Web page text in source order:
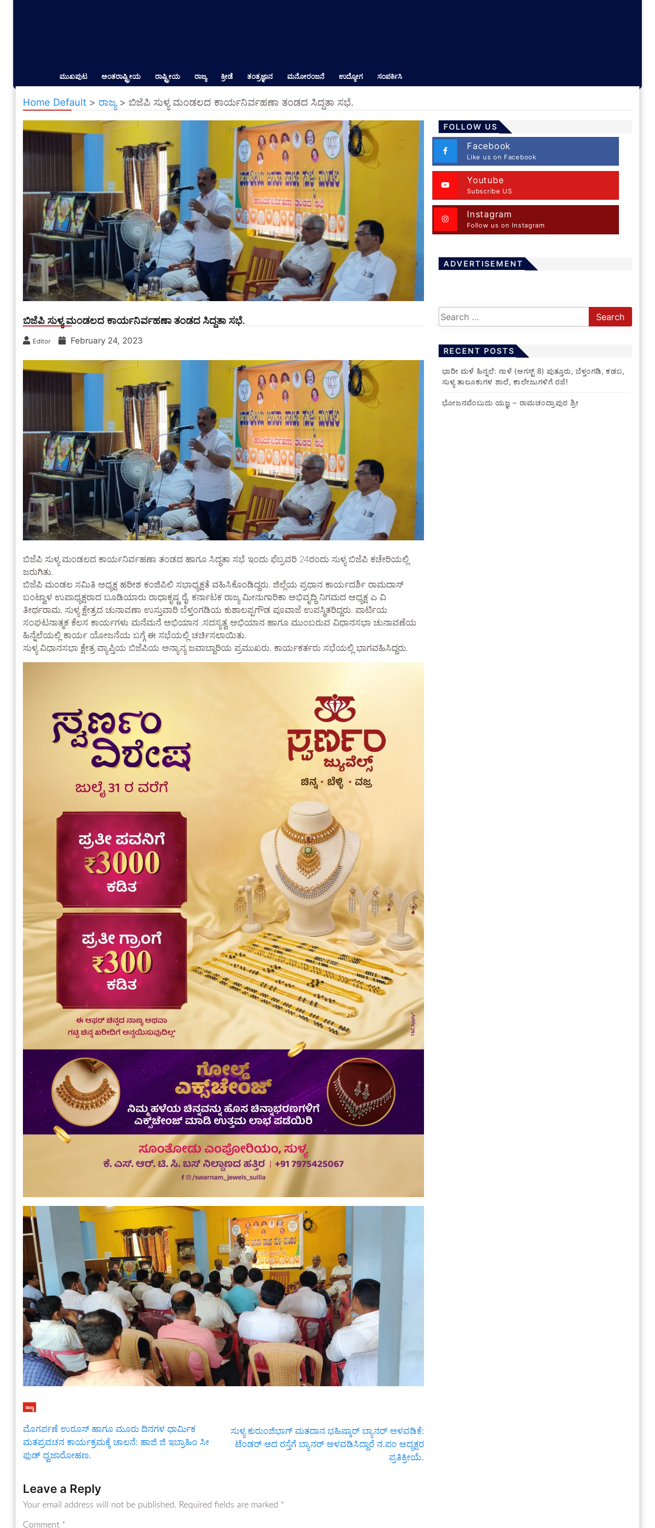
ಮುಖಪುಟ ಅಂತರಾಷ್ಟ್ರೀಯ ರಾಷ್ಟ್ರೀಯ ರಾಜ್ಯ ಕ್ರೀಡೆ ತಂತ್ರಜ್ಞಾನ ಮನೋರಂಜನೆ ಉದ್ಯೋಗ ಸಂಪರ್ಕಿಸಿ
Home Default > ರಾಜ್ಯ> ಬಿಜೆಪಿ ಸುಳ್ಯ ಮಂಡಲದ ಕಾರ್ಯನಿರ್ವಹಣಾ ತಂಡದ ಸಿದ್ದತಾ ಸಭೆ.
ಬಿಜೆಪಿ ಸುಳ್ಯ ಮಂಡಲದ ಕಾರ್ಯನಿರ್ವಹಣಾ ತಂಡದ ಸಿದ್ದತಾ ಸಭೆ.
Editor February 24, 2023
ಬಿಜೆಪಿ ಸುಳ್ಯ ಮಂಡಲದ ಕಾರ್ಯನಿರ್ವಹಣಾ ತಂಡದ ಹಾಗೂ ಸಿದ್ಧತಾ ಸಭೆ ಇಂದು ಫೆಬ್ರವರಿ 24ರಂದು ಸುಳ್ಯ ಬಿಜೆಪಿ ಕಚೇರಿಯಲ್ಲಿ
ಜರುಗಿತು.
ಬಿಜೆಪಿ ಮಂಡಲ ಸಮಿತಿ ಅಧ್ಯಕ್ಷ ಹರೀಶ ಕಂಜಿಪಿಲಿ ಸಭಾಧ್ಯಕ್ಷತೆ ವಹಿಸಿಕೊಂಡಿದ್ದರು. ಜಿಲ್ಲೆಯ ಪ್ರಧಾನ ಕಾರ್ಯದರ್ಶಿ ರಾಮದಾಸ್
ಬಂಟ್ವಾಳ ಉಪಾಧ್ಯಕ್ಷರಾದ ಬೂಡಿಯಾರು ರಾಧಾಕೃಷ್ಣ ರೈ, ಕರ್ನಾಟಕ ರಾಜ್ಯ ಮೀನುಗಾರಿಕಾ ಅಭಿವೃದ್ಧಿ ನಿಗಮದ ಅಧ್ಯಕ್ಷ ಎ ವಿ
ತೀರ್ಥರಾಮ, ಸುಳ್ಯ ಕ್ಷೇತ್ರದ ಚುನಾವಣಾ ಉಸ್ತುವಾರಿ ಬೆಳ್ತಂಗಡಿಯ ಕುಶಾಲಪ್ಪಗೌಡ ಪೂವಾಜೆ ಉಪಸ್ಥಿತರಿದ್ದರು. ಪಾರ್ಟಿಯ
ಸಂಘಟನಾತ್ಮಕ ಕೆಲಸ ಕಾರ್ಯಗಳು ಮನೆಮನೆ ಅಭಿಯಾನ ,ಸದಸ್ಯತ್ವ ಅಭಿಯಾನ ಹಾಗೂ ಮುಂಬರುವ ವಿಧಾನಸಭಾ ಚುನಾವಣೆಯ
ಹಿನ್ನೆಲೆಯಲ್ಲಿ ಕಾರ್ಯ ಯೋಜನೆಯ ಬಗ್ಗೆ ಈ ಸಭೆಯಲ್ಲಿ ಚರ್ಚಿಸಲಾಯಿತು.
ಸುಳ್ಯ ವಿಧಾನಸಭಾ ಕ್ಷೇತ್ರ ವ್ಯಾಪ್ತಿಯ ಬಿಜೆಪಿಯ ಅನ್ಯಾನ್ಯ ಜವಾಬ್ದಾರಿಯ ಪ್ರಮುಖರು, ಕಾರ್ಯಕರ್ತರು ಸಭೆಯಲ್ಲಿ ಭಾಗವಹಿಸಿದ್ದರು.
ರಾಜ್ಯ
ಮೊಗರ್ಪಣೆ ಉರೂಸ್ ಹಾಗೂ ಮೂರು ದಿನಗಳ ಧಾರ್ಮಿಕ
ಮತಪ್ರವಚನ ಕಾರ್ಯಕ್ರಮಕ್ಕೆ ಚಾಲನೆ: ಹಾಜಿ ಜಿ ಇಬ್ರಾಹಿಂ ಸೀ
ಫುಡ್ ಧ್ವಜಾರೋಹಣ.
ಸುಳ್ಯ ಕುರುಂಜಿಭಾಗ್ ಮತದಾನ ಭಹಿಷ್ಕಾರ್ ಬ್ಯಾನರ್ ಅಳವಡಿಕೆ:
ಟೆಂಡರ್ ಆದ ರಸ್ತೆಗೆ ಬ್ಯಾನರ್ ಅಳವಡಿಸಿದ್ದಾರೆ ನ.ಪಂ ಅದ್ಯಕ್ಷರ
ಪ್ರತಿಕ್ರೀಯೆ.
Leave a Reply
Your email address will not be published. Required fields are marked *
Comment *
FOLLOW US
Facebook
Like us on Facebook
Youtube
Subscribe US
Instagram
Follow us on Instagram
ADVERTISEMENT
RECENT POSTS
​ಭಾರೀ ಮಳೆ ಹಿನ್ನಲೆ: ನಾಳೆ (ಆಗಸ್ಟ್ 8) ಪುತ್ತೂರು, ಬೆಳ್ತಂಗಡಿ, ಕಡಬ,
ಸುಳ್ಯ ತಾಲೂಕುಗಳ ಶಾಲೆ, ಕಾಲೇಜುಗಳಿಗೆ ರಜೆ!
ಭೋಜನವೆಂಬುದು ಯಜ್ಞ – ರಾಮಚಂದ್ರಾಪುರ ಶ್ರೀ